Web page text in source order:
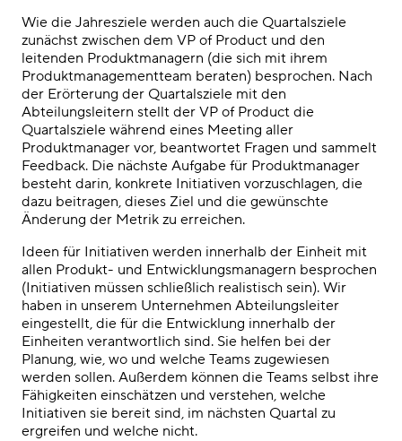
Wie die Jahresziele werden auch die Quartalsziele
zunächst zwischen dem VP of Product und den
leitenden Produktmanagern (die sich mit ihrem
Produktmanagementteam beraten) besprochen. Nach
der Erörterung der Quartalsziele mit den
Abteilungsleitern stellt der VP of Product die
Quartalsziele während eines Meeting aller
Produktmanager vor, beantwortet Fragen und sammelt
Feedback. Die nächste Aufgabe für Produktmanager
besteht darin, konkrete Initiativen vorzuschlagen, die
dazu beitragen, dieses Ziel und die gewünschte
Änderung der Metrik zu erreichen.
Ideen für Initiativen werden innerhalb der Einheit mit
allen Produkt- und Entwicklungsmanagern besprochen
(Initiativen müssen schließlich realistisch sein). Wir
haben in unserem Unternehmen Abteilungsleiter
eingestellt, die für die Entwicklung innerhalb der
Einheiten verantwortlich sind. Sie helfen bei der
Planung, wie, wo und welche Teams zugewiesen
werden sollen. Außerdem können die Teams selbst ihre
Fähigkeiten einschätzen und verstehen, welche
Initiativen sie bereit sind, im nächsten Quartal zu
ergreifen und welche nicht.